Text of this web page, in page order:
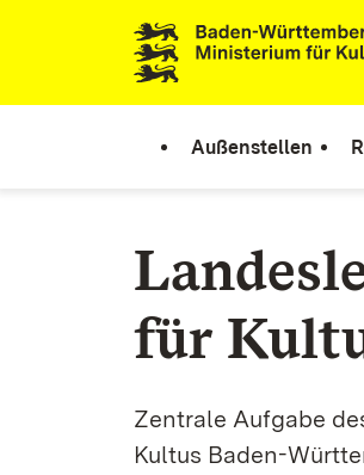
Zum Inhalt springen
Link zur Startseite
Außenstellen
für
Zentrale Aufgabe
Kultus Baden-